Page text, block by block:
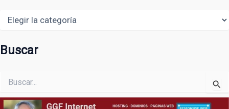
Buscar
por: